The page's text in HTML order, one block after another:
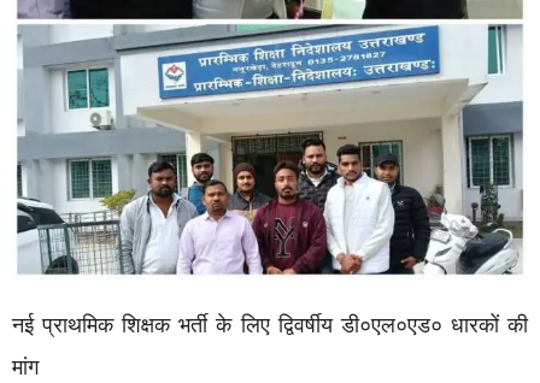
नई प्राथमिक शिक्षक भर्ती के लिए द्विवर्षीय डी०एल०एड० धारकों की
मांग